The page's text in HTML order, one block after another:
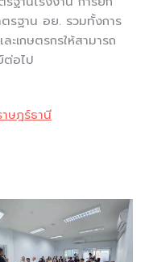
รฐาน อย. รวมทั้งการ
เกษตรกรให้สามารถ
อไป
ษฎร์ธานี